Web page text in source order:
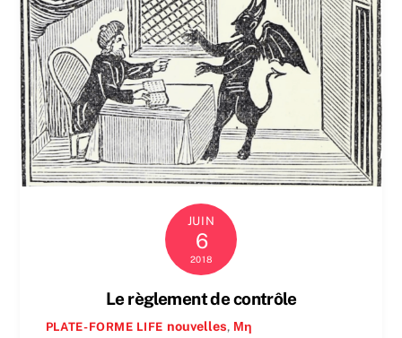
JUIN
6
2018
Le règlement de contrôle
PLATE-FORME LIFE nouvelles, Μη